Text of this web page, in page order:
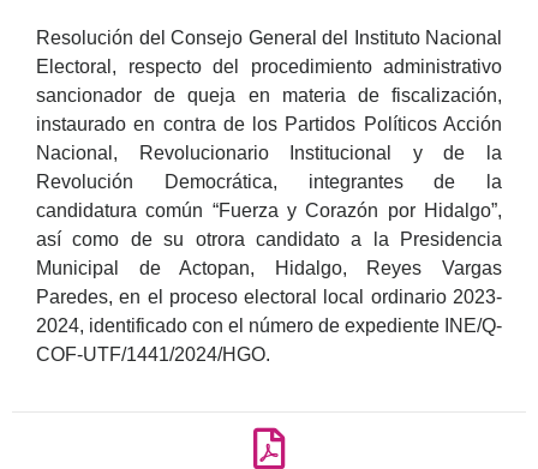
Resolución del Consejo General del Instituto Nacional
Electoral, respecto del procedimiento administrativo
sancionador de queja en materia de fiscalización,
instaurado en contra de los Partidos Políticos Acción
Nacional, Revolucionario Institucional y de la
Revolución Democrática, integrantes de la
candidatura común “Fuerza y Corazón por Hidalgo”,
así como de su otrora candidato a la Presidencia
Municipal de Actopan, Hidalgo, Reyes Vargas
Paredes, en el proceso electoral local ordinario 2023-
2024, identificado con el número de expediente INE/Q-
COF-UTF/1441/2024/HGO.